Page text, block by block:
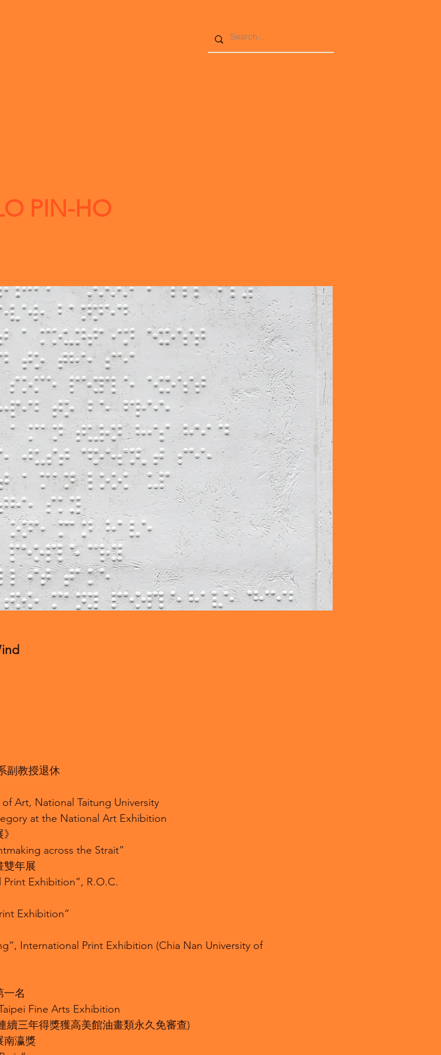
PIN-HO
副教授退休
Art, National Taitung University
at the National Art Exhibition
across the Strait”
雙年展
Print Exhibition”, R.O.C.
Exhibition”
International Print Exhibition (Chia Nan University of
一名
Fine Arts Exhibition
續三年得獎獲高美館油畫類永久免審查)
南瀛獎